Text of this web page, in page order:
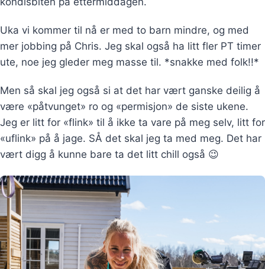
Uka vi kommer til nå er med to barn mindre, og med
mer jobbing på Chris. Jeg skal også ha litt fler PT timer
ute, noe jeg gleder meg masse til. *snakke med folk!!*
Men så skal jeg også si at det har vært ganske deilig å
være «påtvunget» ro og «permisjon» de siste ukene.
Jeg er litt for «flink» til å ikke ta vare på meg selv, litt for
«uflink» på å jage. SÅ det skal jeg ta med meg. Det har
vært digg å kunne bare ta det litt chill også 😉